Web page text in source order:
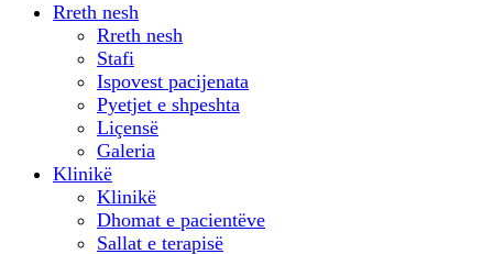
Rreth nesh
Rreth nesh
Stafi
Ispovest pacijenata
Pyetjet e shpeshta
Liçensë
Galeria
Klinikë
Klinikë
Dhomat e pacientëve
Sallat e terapisë